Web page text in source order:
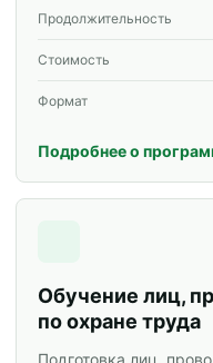
Продолжительность
Стоимость
Формат
Подробнее о
Обучение лиц,
по охране труда
Подготовка лиц,